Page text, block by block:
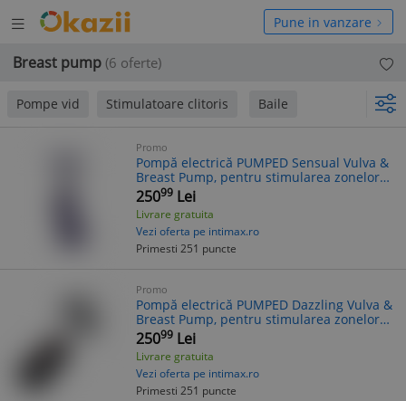
Deschide
meniul
Pune in vanzare
Breast pump (6 oferte)
Pompe vid Stimulatoare clitoris Baile
Promo
Pompă electrică PUMPED Sensual Vulva &
Breast Pump, pentru stimularea zonelor
erogene feminine, culoare mov
25099 Lei
Livrare gratuita
Vezi oferta pe intimax.ro
Primesti 251 puncte
Promo
Pompă electrică PUMPED Dazzling Vulva &
Breast Pump, pentru stimularea zonelor
erogene feminine, culoare negru
25099 Lei
Livrare gratuita
Vezi oferta pe intimax.ro
Primesti 251 puncte